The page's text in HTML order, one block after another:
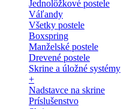
Jednolôžkové postele
Váľandy
Všetky postele
Boxspring
Manželské postele
Drevené postele
Skrine a úložné systémy
+
Nadstavce na skrine
Príslušenstvo